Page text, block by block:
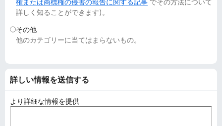
権または商標権の侵害の報告に関する記事 でその方法について
詳しく知ることができます)。
その他
他のカテゴリーに当てはまらないもの。
詳しい情報を送信する
より詳細な情報を提供